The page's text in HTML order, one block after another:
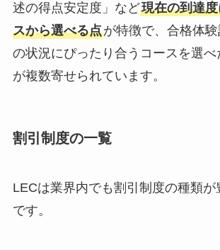
述の得点安定度」など現在の到達
スから選べる点が特徴で、合格体
の状況にぴったり合うコースを選
が複数寄せられています。
割引制度の一覧
LECは業界内でも割引制度の種類が
です。